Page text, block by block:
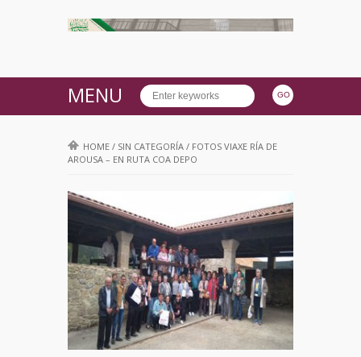
MENU
HOME / SIN CATEGORÍA / FOTOS VIAXE RÍA DE
AROUSA – EN RUTA COA DEPO